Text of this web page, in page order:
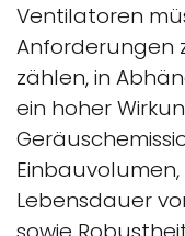
Ventilatoren
Anforderungen
zählen, in
ein hoher
Lebensdauer